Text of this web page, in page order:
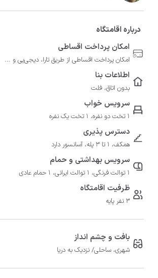
درباره اقامتگاه
امکان پرداخت اقساطی
امکان پرداخت اقساطی از طریق تارا، دیجی‌پی و ...
اطلاعات بنا
بدون اتاق، فلت
سرویس خواب
1 تخت دو نفره، 1 تخت یک نفره
دسترس پذیری
همکف، 1 تا 3 پله، آسانسور دارد
سرویس بهداشتی و حمام
1 توالت فرنگی، 1 توالت ایرانی، 1 حمام عادی
ظرفیت اقامتگاه
3 نفر پایه
بافت و چشم انداز
شهری، ساحلی/ نزدیک به دریا